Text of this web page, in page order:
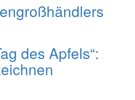
des Apfels“: